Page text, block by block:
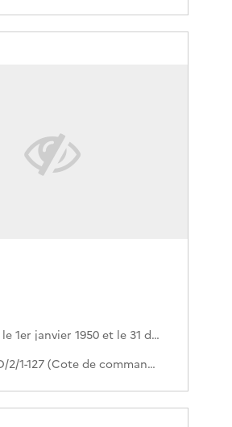
Entre le 1er janvier 1950 et le 31 décembre 1993
498PO/2/1-127 (Cote de commande)